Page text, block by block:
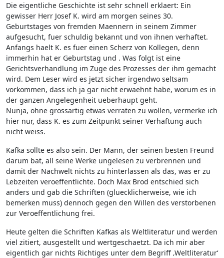
Die eigentliche Geschichte ist sehr schnell erklaert: Ein
gewisser Herr Josef K. wird am morgen seines 30.
Geburtstages von fremden Maennern in seinem Zimmer
aufgesucht, fuer schuldig bekannt und von ihnen verhaftet.
Anfangs haelt K. es fuer einen Scherz von Kollegen, denn
immerhin hat er Geburtstag und . Was folgt ist eine
Gerichtsverhandlung im Zuge des Prozesses der ihm gemacht
wird. Dem Leser wird es jetzt sicher irgendwo seltsam
vorkommen, dass ich ja gar nicht erwaehnt habe, worum es in
der ganzen Angelegenheit ueberhaupt geht.
Nunja, ohne grossartig etwas verraten zu wollen, vermerke ich
hier nur, dass K. es zum Zeitpunkt seiner Verhaftung auch
nicht weiss.
Kafka sollte es also sein. Der Mann, der seinen besten Freund
darum bat, all seine Werke ungelesen zu verbrennen und
damit der Nachwelt nichts zu hinterlassen als das, was er zu
Lebzeiten veroeffentlichte. Doch Max Brod entschied sich
anders und gab die Schriften (gluecklicherweise, wie ich
bemerken muss) dennoch gegen den Willen des verstorbenen
zur Veroeffentlichung frei.
Heute gelten die Schriften Kafkas als Weltliteratur und werden
viel zitiert, ausgestellt und wertgeschaetzt. Da ich mir aber
eigentlich gar nichts Richtiges unter dem Begriff ‚Weltliteratur‘